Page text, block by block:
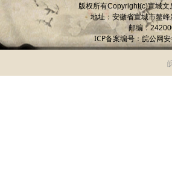
版权所有Copyright(c)宣城文
地址：安徽省宣城市鳌峰
邮编：
ICP备案编号： 皖公网